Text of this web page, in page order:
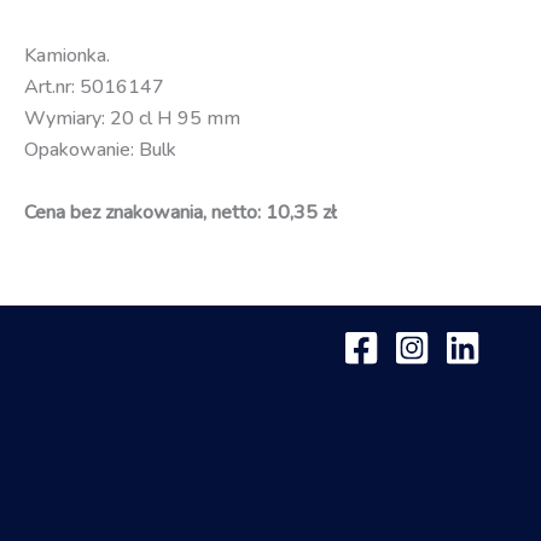
Kamionka.
Art.nr: 5016147
Wymiary: 20 cl H 95 mm
Opakowanie: Bulk
Cena bez znakowania, netto: 10,35 zł